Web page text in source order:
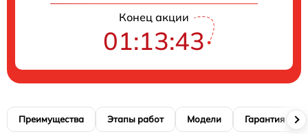
Конец акции
01:13:42
Преимущества Этапы работ Модели Гарантия